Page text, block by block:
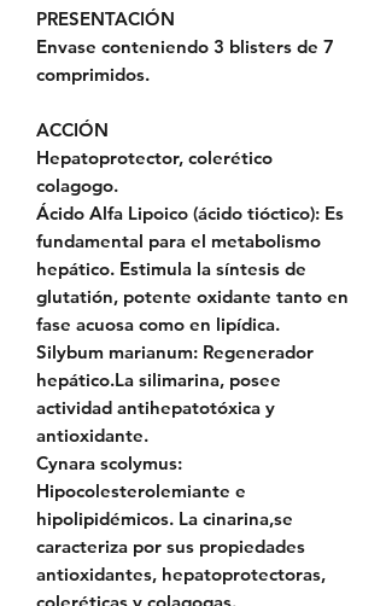
PRESENTACIÓN
Envase conteniendo 3 blisters de 7
comprimidos.
ACCIÓN
Hepatoprotector, colerético
colagogo.
Ácido Alfa Lipoico (ácido tióctico): Es
fundamental para el metabolismo
hepático. Estimula la síntesis de
glutatión, potente oxidante tanto en
fase acuosa como en lipídica.
Silybum marianum: Regenerador
hepático.La silimarina, posee
actividad antihepatotóxica y
antioxidante.
Cynara scolymus:
Hipocolesterolemiante e
hipolipidémicos. La cinarina,se
caracteriza por sus propiedades
antioxidantes, hepatoprotectoras,
coleréticas y colagogas.